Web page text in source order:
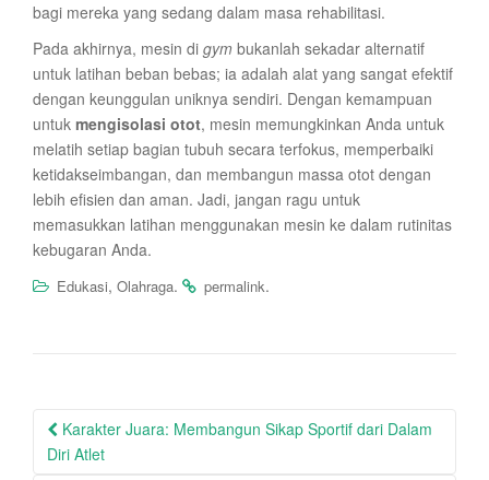
bagi mereka yang sedang dalam masa rehabilitasi.
Pada akhirnya, mesin di gym bukanlah sekadar alternatif
untuk latihan beban bebas; ia adalah alat yang sangat efektif
dengan keunggulan uniknya sendiri. Dengan kemampuan
untuk mengisolasi otot, mesin memungkinkan Anda untuk
melatih setiap bagian tubuh secara terfokus, memperbaiki
ketidakseimbangan, dan membangun massa otot dengan
lebih efisien dan aman. Jadi, jangan ragu untuk
memasukkan latihan menggunakan mesin ke dalam rutinitas
kebugaran Anda.
Edukasi, Olahraga. permalink.
Post
navigation
Karakter Juara: Membangun Sikap Sportif dari Dalam
Diri Atlet